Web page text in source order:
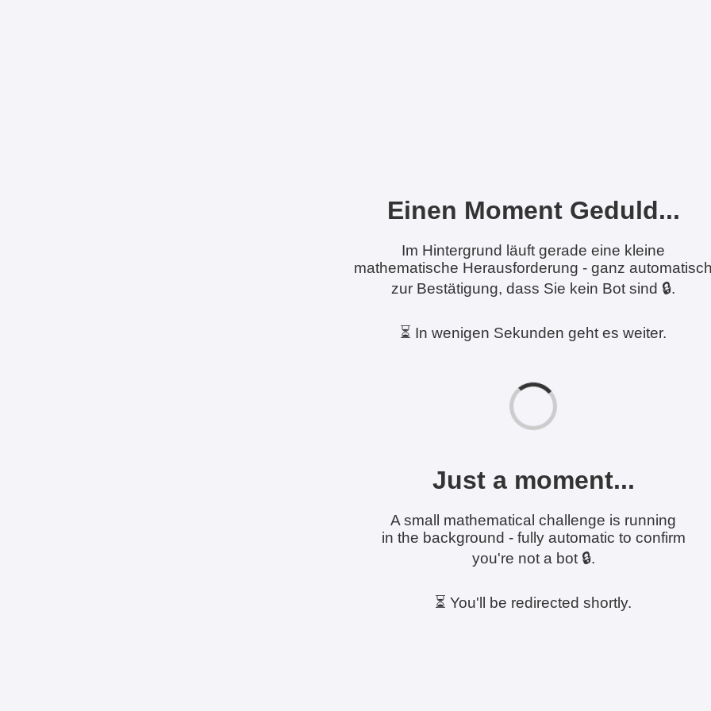
Einen Moment Geduld...
Im Hintergrund läuft gerade eine kleine
mathematische Herausforderung - ganz
zur Bestätigung, dass Sie kein Bot sind 🔒.
⏳ In wenigen Sekunden geht es weiter.
Just a moment...
A small mathematical challenge is running
in the background - fully automatic to confirm
you're not a bot 🔒.
⏳ You'll be redirected shortly.